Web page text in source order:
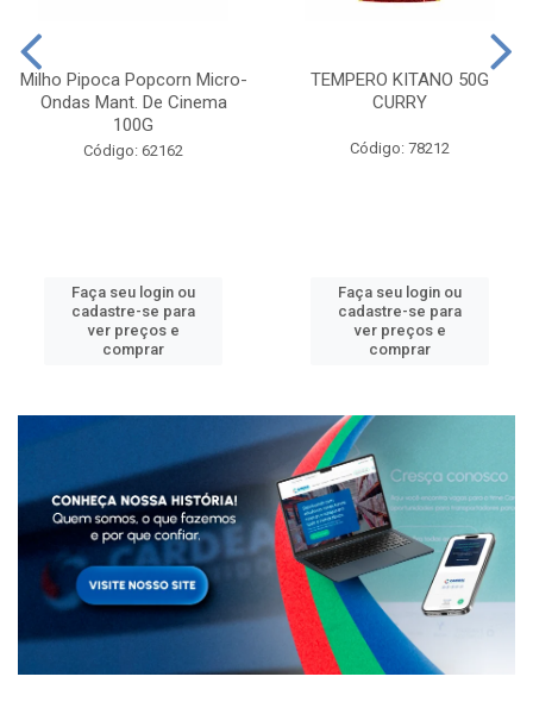
Milho Pipoca Popcorn Micro-
Ondas Mant. De Cinema
100G
Código: 62162
Faça seu login ou
cadastre-se para
ver preços e
comprar
TEMPERO KITANO 50G
CURRY
Código: 78212
Faça seu login ou
cadastre-se para
ver preços e
comprar